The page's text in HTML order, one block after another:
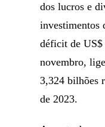
dos lucros e
investimentos
déficit de
novembro,
3,324 bilhões
de 2023.